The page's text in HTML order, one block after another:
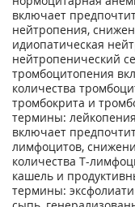
включает
нейтропения,
идиопатическая
нейтропенический
тромбоцитопения
количества
тромбокрита и
термины:
включает
лимфоцитов,
количества Т-
кашель и
термины: